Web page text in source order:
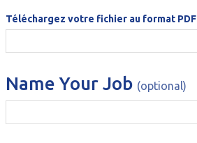
Téléchargez votre fichier au format PDF
Name Your Job (optional)